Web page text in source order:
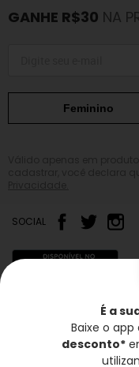
GANHE R$30 NA
Feminino
SOCIAL
Frete grátis*
É a
Baixe o
desconto*